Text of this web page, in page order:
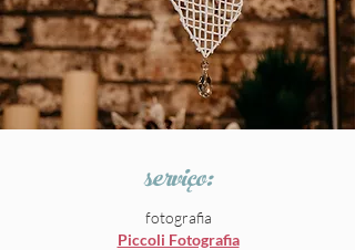
serviço:
fotografia
Piccoli Fotografia